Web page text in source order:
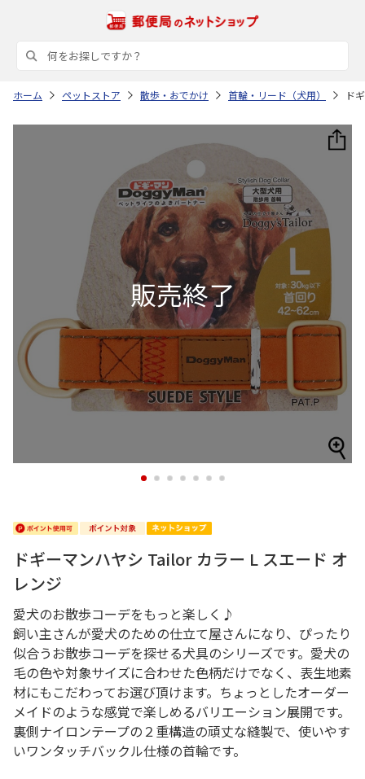
ホーム ペットストア 散歩・おでかけ 首輪・リード（犬用） ド
1 2 3 4 5 6 7
ドギーマンハヤシ Tailor カラー L スエード オ
レンジ
愛犬のお散歩コーデをもっと楽しく♪
飼い主さんが愛犬のための仕立て屋さんになり、ぴったり
似合うお散歩コーデを探せる犬具のシリーズです。愛犬の
毛の色や対象サイズに合わせた色柄だけでなく、表生地素
材にもこだわってお選び頂けます。ちょっとしたオーダー
メイドのような感覚で楽しめるバリエーション展開です。
裏側ナイロンテープの２重構造の頑丈な縫製で、使いやす
いワンタッチバックル仕様の首輪です。